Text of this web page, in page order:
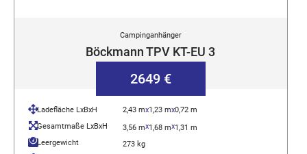
Campinganhänger
Böckmann TPV KT-EU 3
2649 €
Ladefläche LxBxH 2,43 mx1,23 mx0,72 m
Gesamtmaße LxBxH
3,56 mx1,68 mx1,31 m
Leergewicht
273 kg